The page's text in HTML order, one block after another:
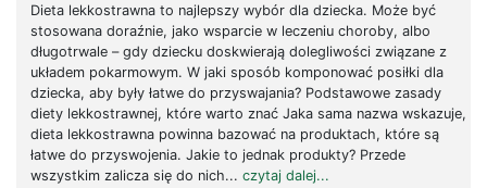
Dieta lekkostrawna to najlepszy wybór dla dziecka. Może być
stosowana doraźnie, jako wsparcie w leczeniu choroby, albo
długotrwale – gdy dziecku doskwierają dolegliwości związane z
układem pokarmowym. W jaki sposób komponować posiłki dla
dziecka, aby były łatwe do przyswajania? Podstawowe zasady
diety lekkostrawnej, które warto znać Jaka sama nazwa wskazuje,
dieta lekkostrawna powinna bazować na produktach, które są
łatwe do przyswojenia. Jakie to jednak produkty? Przede
wszystkim zalicza się do nich... czytaj dalej...